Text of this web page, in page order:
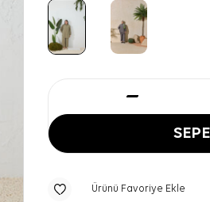
Ürünü Favoriye Ekle